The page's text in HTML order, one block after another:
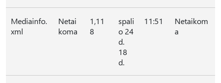
Mediainfo.
xml
Netai
koma
1,11
8
spali
o 24
d.
18
d.
11:51
Netaikom
a